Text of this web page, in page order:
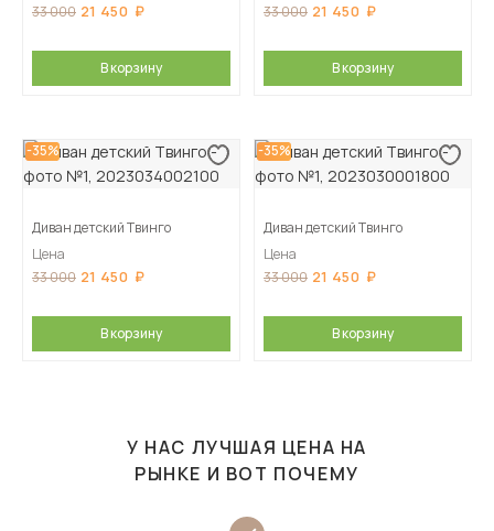
33 000 21 450
В корзину
33 000 21 450
В корзину
-35%
Диван детский Твинго
Цена
33 000 21 450
В корзину
-35%
Диван детский Твинго
Цена
33 000 21 450
В корзину
У НАС ЛУЧШАЯ ЦЕНА НА
РЫНКЕ И ВОТ ПОЧЕМУ